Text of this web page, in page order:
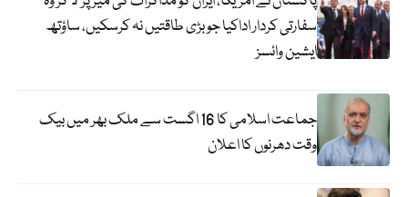
سفارتی کردار اداکیا جو بڑی طاقتیں نہ کرسکیں، ساؤتھ
ایشین وائسز
جماعت اسلامی کا 16 اگست سے ملک بھر میں بیک
وقت دھرنوں کا اعلان